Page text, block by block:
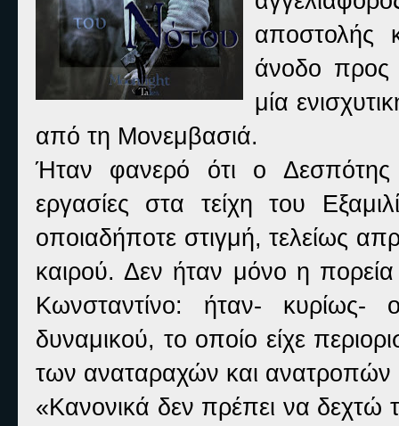
αποστολής
άνοδο προς
μία
από τη Μονεμβασιά.
Ήταν φανερό ότι ο Δεσπότης
εργασίες στα τείχη του
οποιαδήποτε στιγμή, τελείως
καιρού. Δεν ήταν μόνο η
Κωνσταντίνο: ήταν-
δυναμικού, το οποίο είχε
των αναταραχών και ανατροπών
«Κανονικά δεν πρέπει να δεχτώ